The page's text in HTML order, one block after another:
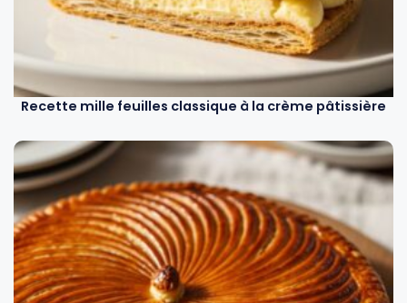
Recette mille feuilles classique à la crème pâtissière